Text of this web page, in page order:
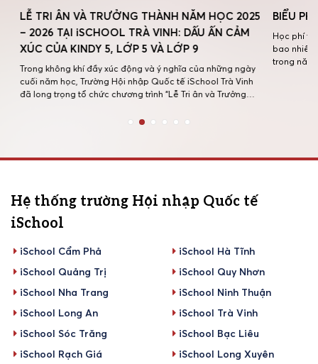
LỄ TRI ÂN VÀ TRƯỞNG THÀNH NĂM HỌC 2025
– 2026 TẠI iSCHOOL TRÀ VINH: DẤU ẤN CẢM
XÚC CỦA KINDY 5, LỚP 5 VÀ LỚP 9
Trong không khí đầy xúc động và ý nghĩa của những ngày
cuối năm học, Trường Hội nhập Quốc tế iSchool Trà Vinh
đã long trọng tổ chức chương trình “Lễ Tri ân và Trưởng
BIỂU PHÍ
Học phí tại
bao nhiêu?
trong năm
Hệ thống trường Hội nhập Quốc tế
iSchool
iSchool Cẩm Phả
iSchool Hà Tĩnh
iSchool Quảng Trị
iSchool Quy Nhơn
iSchool Nha Trang
iSchool Ninh Thuận
iSchool Long An
iSchool Trà Vinh
iSchool Sóc Trăng
iSchool Bạc Liêu
iSchool Rạch Giá
iSchool Long Xuyên